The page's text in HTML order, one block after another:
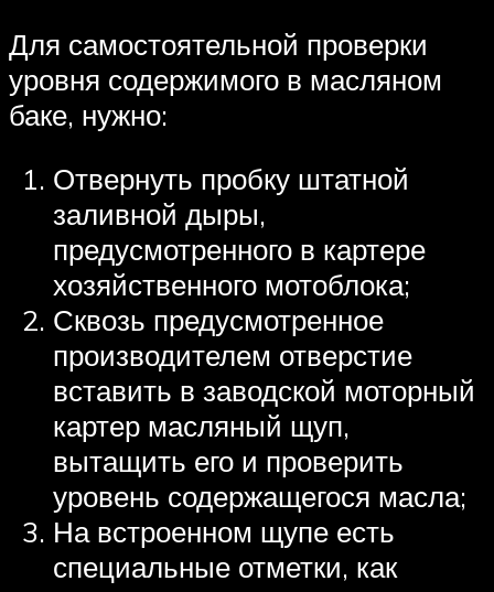
Для самостоятельной проверки
уровня содержимого в масляном
баке, нужно:
Отвернуть пробку штатной
заливной дыры,
предусмотренного в картере
хозяйственного мотоблока;
Сквозь предусмотренное
производителем отверстие
вставить в заводской моторный
картер масляный щуп,
вытащить его и проверить
уровень содержащегося масла;
На встроенном щупе есть
специальные отметки, как